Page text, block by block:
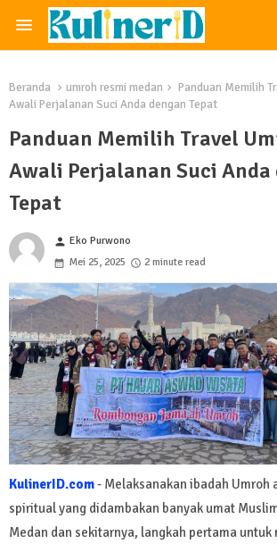
Beranda umroh resmi medan
Panduan Memilih
Awali Perjalanan Suci Anda dengan Tepat
Panduan Memilih Travel
Awali Perjalanan Suci Anda
Tepat
person Eko Purwono
Mei 25, 2025
2 minute read
KulinerID.com- Melaksanakan ibadah Umroh
spiritual yang didambakan banyak umat
Medan dan sekitarnya, langkah pertama